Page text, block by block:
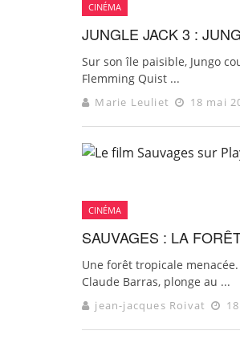
CINÉMA
JUNGLE JACK 3 :
Sur son île paisible, Jungo
Flemming Quist ...
Marie Leuliet 18 mai
CINÉMA
SAUVAGES : LA
Une forêt tropicale
Claude Barras, plonge au ...
jean-jacques Roivat